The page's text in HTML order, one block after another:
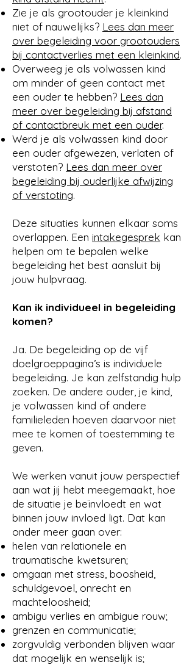
Zie je als grootouder je kleinkind
niet of nauwelijks? Lees dan meer
over begeleiding voor grootouders
bij contactverlies met een kleinkind.
Overweeg je als volwassen kind
om minder of geen contact met
een ouder te hebben? Lees dan
meer over begeleiding bij afstand
of contactbreuk met een ouder.
Werd je als volwassen kind door
een ouder afgewezen, verlaten of
verstoten? Lees dan meer over
begeleiding bij ouderlijke afwijzing
of verstoting.
Deze situaties kunnen elkaar soms
overlappen. Een intakegesprek kan
helpen om te bepalen welke
begeleiding het best aansluit bij
jouw hulpvraag.
Kan ik individueel in begeleiding
komen?
Ja. De begeleiding op de vijf
doelgroeppagina’s is individuele
begeleiding. Je kan zelfstandig hulp
zoeken. De andere ouder, je kind,
je volwassen kind of andere
familieleden hoeven daarvoor niet
mee te komen of toestemming te
geven.
We werken vanuit jouw perspectief
aan wat jij hebt meegemaakt, hoe
de situatie je beïnvloedt en wat
binnen jouw invloed ligt. Dat kan
onder meer gaan over:
helen van relationele en
traumatische kwetsuren;
omgaan met stress, boosheid,
schuldgevoel, onrecht en
machteloosheid;
ambigu verlies en ambigue rouw;
grenzen en communicatie;
zorgvuldig verbonden blijven waar
dat mogelijk en wenselijk is;